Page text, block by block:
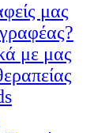
μας
με μας